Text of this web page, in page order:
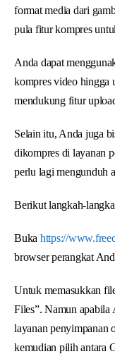
format media dari
pula fitur kompres
Anda dapat
kompres video hingga
mendukung fitur
Selain itu, Anda juga
dikompres di layanan
perlu lagi mengunduh
Berikut langkah-
Buka https://
browser perangkat
Untuk memasukkan
Files”. Namun apabila
layanan penyimpanan
kemudian pilih antara